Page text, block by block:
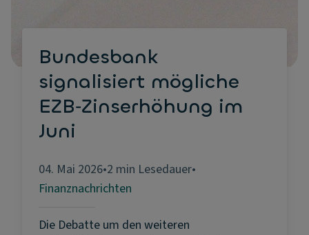
Bundesbank
signalisiert mögliche
EZB‑Zinserhöhung im
Juni
04. Mai 2026•2 min Lesedauer•
Finanznachrichten
Die Debatte um den weiteren